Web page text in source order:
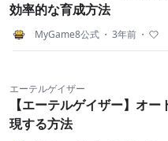
効率的な育成方法
MyGame8公式 ・ 3年前 ・
エーテルゲイザー
【エーテルゲイザー】オ
現する方法